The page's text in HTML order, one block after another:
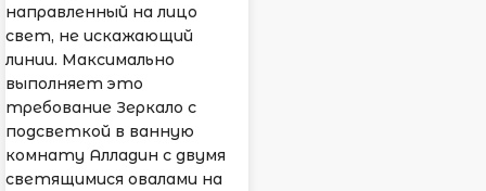
направленный на лицо
свет, не искажающий
линии. Максимально
выполняет это
требование Зеркало с
подсветкой в ванную
комнату Алладин с двумя
светящимися овалами на